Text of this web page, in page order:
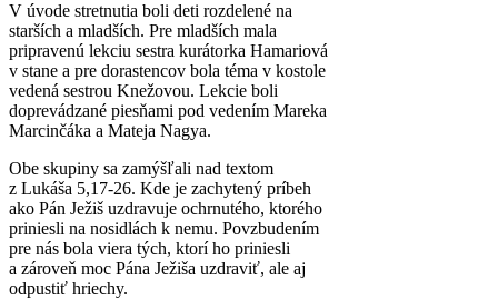
V úvode stretnutia boli deti rozdelené na
starších a mladších. Pre mladších mala
pripravenú lekciu sestra kurátorka Hamariová
v stane a pre dorastencov bola téma v kostole
vedená sestrou Knežovou. Lekcie boli
doprevádzané piesňami pod vedením Mareka
Marcinčáka a Mateja Nagya.
Obe skupiny sa zamýšľali nad textom
z Lukáša 5,17-26. Kde je zachytený príbeh
ako Pán Ježiš uzdravuje ochrnutého, ktorého
priniesli na nosidlách k nemu. Povzbudením
pre nás bola viera tých, ktorí ho priniesli
a zároveň moc Pána Ježiša uzdraviť, ale aj
odpustiť hriechy.